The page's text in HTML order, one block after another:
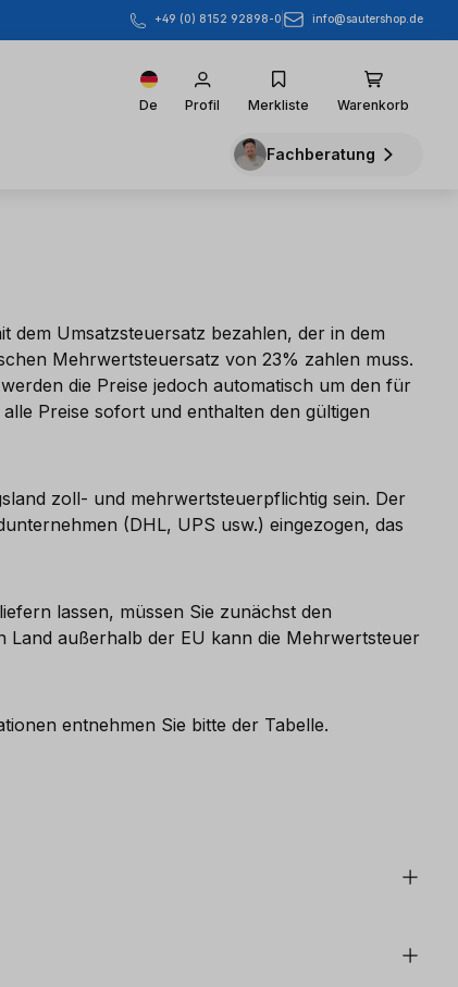
+49 (0) 8152 92898-0 info@sautershop.de
De Profil Merkliste Warenkorb
Fachberatung
dem Umsatzsteuersatz bezahlen, der in dem
Mehrwertsteuersatz von 23% zahlen muss.
die Preise jedoch automatisch um den für
Preise sofort und enthalten den gültigen
zoll- und mehrwertsteuerpflichtig sein. Der
(DHL, UPS usw.) eingezogen, das
lassen, müssen Sie zunächst den
außerhalb der EU kann die Mehrwertsteuer
entnehmen Sie bitte der Tabelle.